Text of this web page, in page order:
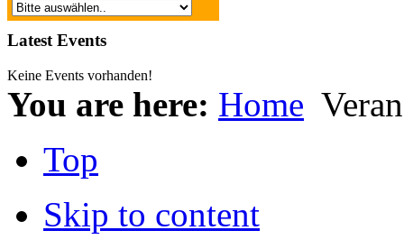
Latest Events
Keine Events vorhanden!
You are here: Home
Top
Skip to content